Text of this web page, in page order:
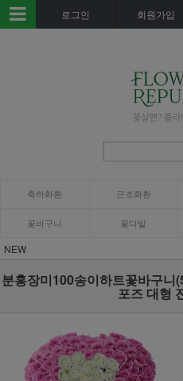
로그인 회원가입
축하화환 근조화환
꽃바구니 꽃다발
NEW
분홍장미100송이하트꽃바구
포즈 대형